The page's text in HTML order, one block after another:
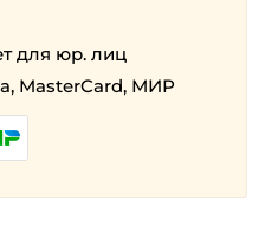
для юр. лиц
MasterCard, МИР